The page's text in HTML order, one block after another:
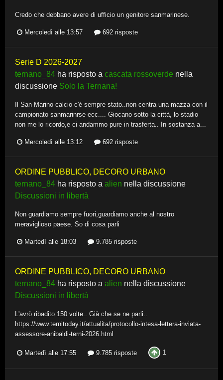
Credo che debbano avere di ufficio un genitore sanmarinese.
Mercoledì alle 13:57 692 risposte
Serie D 2026-2027
ternano_84 ha risposto a cascata rossoverde nella
discussione Solo la Ternana!
Il San Marino calcio c'è sempre stato..non centra una mazza con il
campionato sanmarinrse ecc.... Giocano sotto la città, lo stadio
non me lo ricordo,e ci andammo pure in trasferta.. In sostanza a...
Mercoledì alle 13:12 692 risposte
ORDINE PUBBLICO, DECORO URBANO
ternano_84 ha risposto a alien nella discussione
Discussioni in libertà
Non guardiamo sempre fuori,guardiamo anche al nostro
meraviglioso paese. So di cosa parli
Martedì alle 18:03 9.785 risposte
ORDINE PUBBLICO, DECORO URBANO
ternano_84 ha risposto a alien nella discussione
Discussioni in libertà
L'avrò ribadito 150 volte.. Già che se ne parli..
https://www.ternitoday.it/attualita/protocollo-intesa-lettera-inviata-
assessore-anibaldi-terni-2026.html
Martedì alle 17:55 9.785 risposte 1